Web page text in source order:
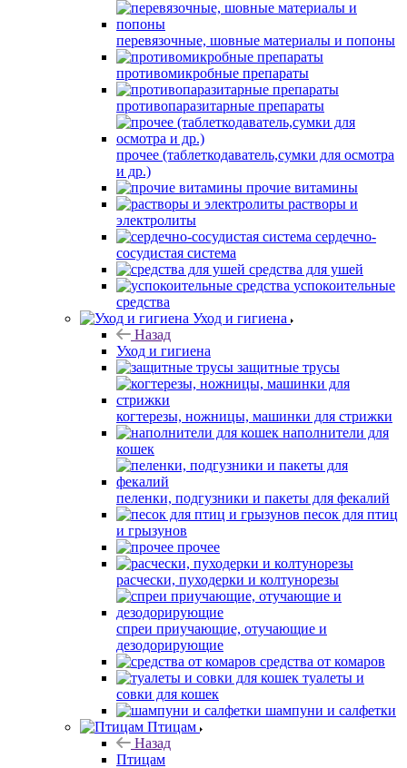
перевязочные, шовные материалы и попоны
противомикробные препараты
противопаразитарные препараты
прочее (таблеткодаватель,сумки для осмотра
и др.)
прочие витамины
растворы и
электролиты
сердечно-
сосудистая система
средства для ушей
успокоительные
средства
Уход и гигиена
Назад
Уход и гигиена
защитные трусы
когтерезы, ножницы, машинки для стрижки
наполнители для
кошек
пеленки, подгузники и пакеты для фекалий
песок для птиц
и грызунов
прочее
расчески, пуходерки и колтунорезы
спреи приучающие, отучающие и
дезодорирующие
средства от комаров
туалеты и
совки для кошек
шампуни и салфетки
Птицам
Назад
Птицам